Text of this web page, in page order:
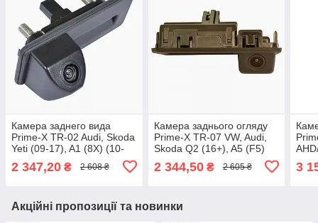
Камера заднего вида
Prime-X TR-02 Audi, Skoda
Yeti (09-17), A1 (8X) (10-
Superb II (B6)
2 347,20 ₴ 2 608 ₴
Камера заднього огляду
Prime-X TR-07 VW, Audi,
Skoda Q2 (16+), A5 (F5)
(B9) (15-23),
2 344,50₴ 2 605 ₴
Plus
3
Акційні пропозиції та новинки